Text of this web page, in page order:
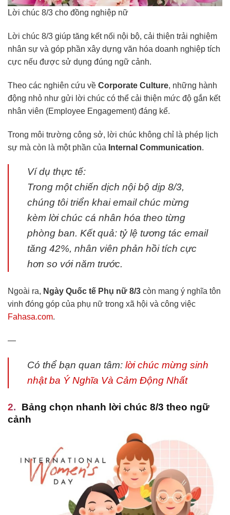
Lời chúc 8/3 cho đồng nghiệp nữ
Lời chúc 8/3 giúp tăng kết nối nội bộ, cải thiện trải nghiệm
nhân sự và góp phần xây dựng văn hóa doanh nghiệp tích
cực nếu được sử dụng đúng ngữ cảnh.
Theo các nghiên cứu về Corporate Culture, những hành
động nhỏ như gửi lời chúc có thể cải thiện mức độ gắn kết
nhân viên (Employee Engagement) đáng kể.
Trong môi trường công sở, lời chúc không chỉ là phép lịch
sự mà còn là một phần của Internal Communication.
Ví dụ thực tế:
Trong một chiến dịch nội bộ dịp 8/3,
chúng tôi triển khai email chúc mừng
kèm lời chúc cá nhân hóa theo từng
phòng ban. Kết quả: tỷ lệ tương tác email
tăng 42%, nhân viên phản hồi tích cực
hơn so với năm trước.
Ngoài ra, Ngày Quốc tế Phụ nữ 8/3 còn mang ý nghĩa tôn
vinh đóng góp của phụ nữ trong xã hội và công việc
Fahasa.com.
—
Có thể bạn quan tâm: lời chúc mừng sinh
nhật ba Ý Nghĩa Và Cảm Động Nhất
Bảng chọn nhanh lời chúc 8/3 theo ngữ
cảnh